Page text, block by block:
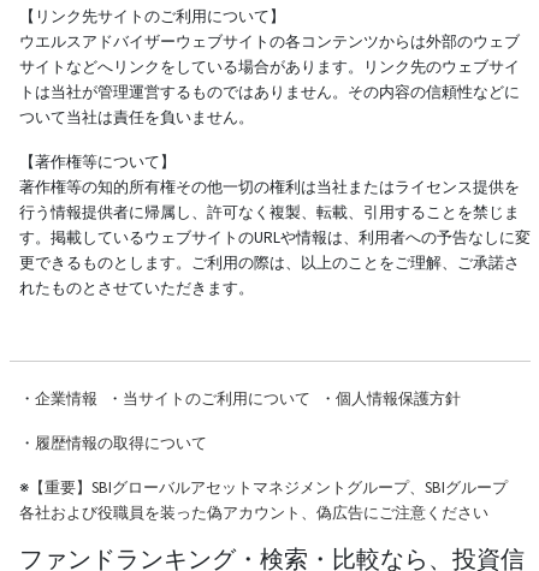
【リンク先サイトのご利用について】
ウエルスアドバイザーウェブサイトの各コンテンツからは外部のウェブ
サイトなどへリンクをしている場合があります。リンク先のウェブサイ
トは当社が管理運営するものではありません。その内容の信頼性などに
ついて当社は責任を負いません。
【著作権等について】
著作権等の知的所有権その他一切の権利は当社またはライセンス提供を
行う情報提供者に帰属し、許可なく複製、転載、引用することを禁じま
す。掲載しているウェブサイトのURLや情報は、利用者への予告なしに変
更できるものとします。ご利用の際は、以上のことをご理解、ご承諾さ
れたものとさせていただきます。
・ 企業情報 ・ 当サイトのご利用について ・ 個人情報保護方針
・ 履歴情報の取得について
※【重要】SBIグローバルアセットマネジメントグループ、SBIグループ
各社および役職員を装った偽アカウント、偽広告にご注意ください
ファンドランキング・検索・比較なら、投資信